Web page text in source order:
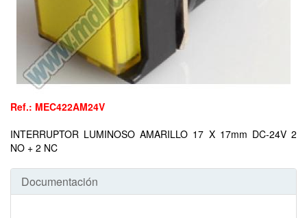
Ref.: MEC422AM24V
INTERRUPTOR LUMINOSO AMARILLO 17 X 17mm DC-24V 2
NO + 2 NC
Documentación